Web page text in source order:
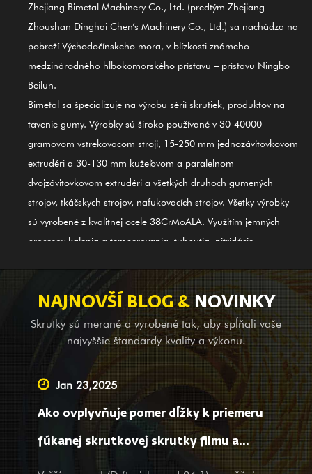
Zhejiang Bimetal Machinery Co., Ltd. (predtým Zhejiang
Zhoushan Dinghai Chen’s Machinery Co., Ltd.) sa nachádza na
pobreží Východočínskeho mora, v blízkosti známeho
medzinárodného hlbokomorského prístavu – prístavu Ningbo
Beilun.
Bimetal sa špecializuje na výrobu sérií skrutiek, produktov na
tavenie gumy. Výrobky sú široko používané v 30-40000
gramovom vstrekovacom stroji, 15-250 mm jednozávitovkovom
extrudéri a 30-130 mm kužeľovom a paralelnom
dvojzávitovkovom extrudéri a všetkých druhoch gumených
strojov, tkáčskych strojov, nafukovacích strojov. Všetky výrobky
sú vyrobené z kvalitnej ocele 38CrMoALA. Využitím jemných
procesov kalenia a temperovania, tuhnutia, nitridácie,
systému kontroly kvality ISO9002 sú produkty v súlade s
medzinárodnými normami. Skrutkový valec GⅡ 113 zo zliatiny
niklu (najnovšia 3# oceľ) je tiež jedným z našich prvých
produktov; je použiteľný pre zváranie zliatinových bimetalov
(PTA). Okrem poskytovania balančných zariadení pre
kompletné strojárske spoločnosti v zahraničí sme tiež
popredným dodávateľom poskytujúcim služby OEM, pomoc pri
geodézii a mapovaní, ako aj dizajnérske služby pre veľké a
malé spoločnosti doma. Bez ohľadu na to, či ste našim
existujúcim partnerom alebo potenciálnym zákazníkom, s
NAJNOVŠÍ BLOG &NOVINKY
Skrutky sú merané a vyrobené tak, aby spĺňali vaše
najvyššie štandardy kvality a výkonu.
Jan 23,2025
Ako ovplyvňuje pomer dĺžky k priemeru
fúkanej skrutkovej skrutky filmu a
vlastnosti filmu?